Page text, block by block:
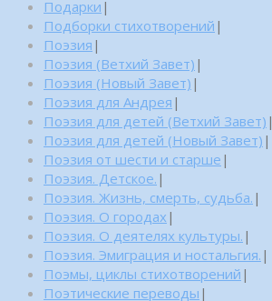
Подарки |
Подборки стихотворений |
Поэзия |
Поэзия (Ветхий Завет) |
Поэзия (Новый Завет) |
Поэзия для Андрея |
Поэзия для детей (Ветхий Завет) |
Поэзия для детей (Новый Завет) |
Поэзия от шести и старше |
Поэзия. Детское. |
Поэзия. Жизнь, смерть, судьба. |
Поэзия. О городах |
Поэзия. О деятелях культуры. |
Поэзия. Эмиграция и ностальгия. |
Поэмы, циклы стихотворений |
Поэтические переводы |